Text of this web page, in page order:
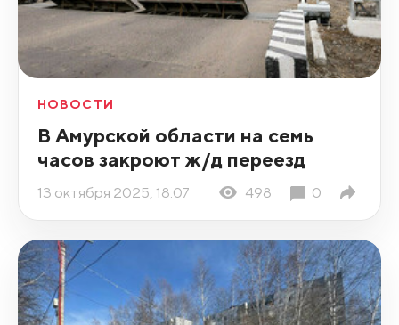
НОВОСТИ
В Амурской области на семь
часов закроют ж/д переезд
13 октября 2025, 18:07 498 0